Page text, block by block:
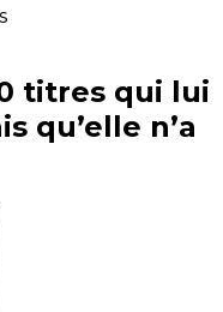
titres qui lui
qu’elle n’a